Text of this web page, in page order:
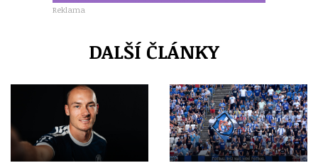
Reklama
DALŠÍ ČLÁNKY